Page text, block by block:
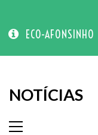
ECO-AFONSINHO
NOTÍCIAS